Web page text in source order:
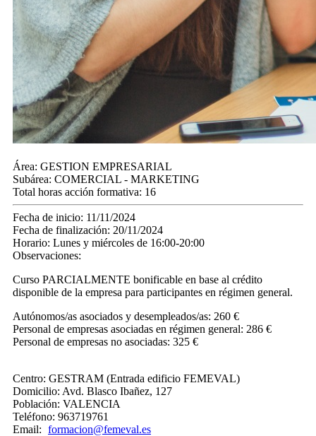
Área: GESTION EMPRESARIAL
Subárea: COMERCIAL - MARKETING
Total horas acción formativa: 16
Fecha de inicio: 11/11/2024
Fecha de finalización: 20/11/2024
Horario: Lunes y miércoles de 16:00-20:00
Observaciones:
Curso PARCIALMENTE bonificable en base al crédito
disponible de la empresa para participantes en régimen general.
Autónomos/as asociados y desempleados/as: 260 €
Personal de empresas asociadas en régimen general: 286 €
Personal de empresas no asociadas: 325 €
Centro: GESTRAM (Entrada edificio FEMEVAL)
Domicilio: Avd. Blasco Ibañez, 127
Población: VALENCIA
Teléfono: 963719761
Email: formacion@femeval.es